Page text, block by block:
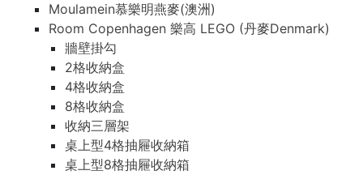
Moulamein慕樂明燕麥(澳洲)
Room Copenhagen 樂高 LEGO (丹麥Denmark)
牆壁掛勾
2格收納盒
4格收納盒
8格收納盒
收納三層架
桌上型4格抽屜收納箱
桌上型8格抽屜收納箱